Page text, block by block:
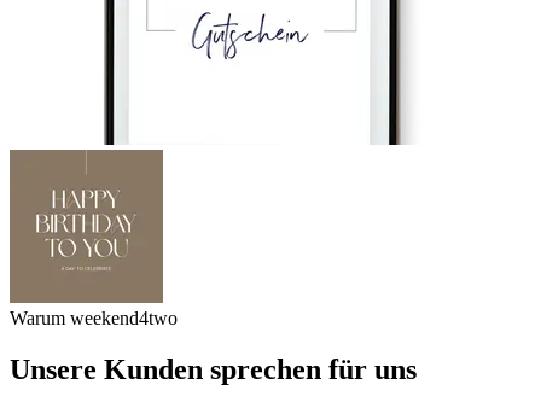
Warum weekend4two
Unsere Kunden sprechen für uns